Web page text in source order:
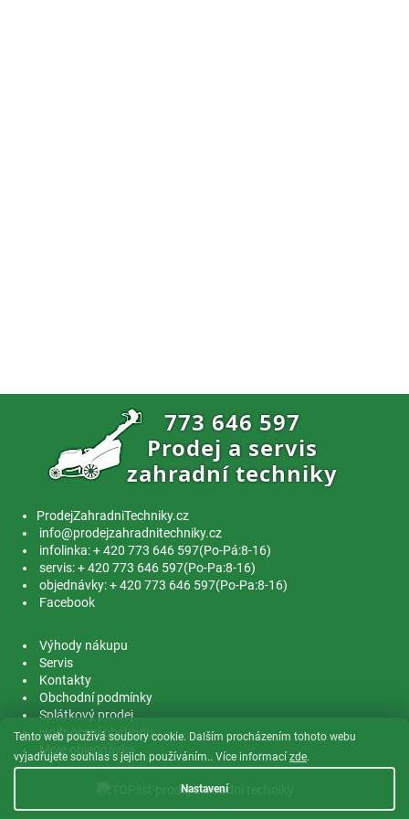
Tento web používá soubory cookie. Dalším procházením tohoto webu
vyjadřujete souhlas s jejich používáním.. Více informací zde.
Nastavení
ProdejZahradniTechniky.cz
info@prodejzahradnitechniky.cz
infolinka: + 420 773 646 597(Po-Pá:8-16)
servis: + 420 773 646 597(Po-Pa:8-16)
objednávky: + 420 773 646 597(Po-Pa:8-16)
Facebook
Výhody nákupu
Servis
Kontakty
Obchodní podmínky
Splátkový prodej
Hodnocení obchodu
Moje objednávka